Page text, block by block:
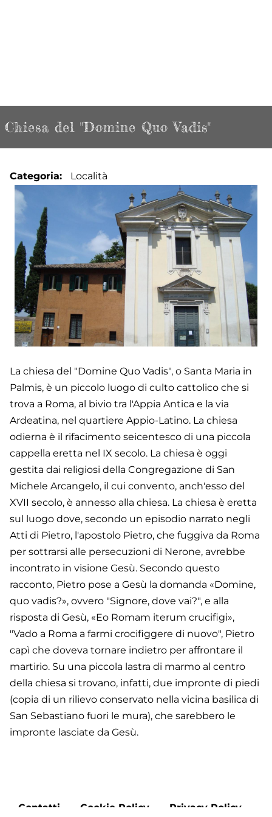
Chiesa del "Domine Quo Vadis"
Categoria Località
La chiesa del "Domine Quo Vadis", o Santa Maria in
Palmis, è un piccolo luogo di culto cattolico che si
trova a Roma, al bivio tra l'Appia Antica e la via
Ardeatina, nel quartiere Appio-Latino. La chiesa
odierna è il rifacimento seicentesco di una piccola
cappella eretta nel IX secolo. La chiesa è oggi
gestita dai religiosi della Congregazione di San
Michele Arcangelo, il cui convento, anch'esso del
XVII secolo, è annesso alla chiesa. La chiesa è eretta
sul luogo dove, secondo un episodio narrato negli
Atti di Pietro, l'apostolo Pietro, che fuggiva da Roma
per sottrarsi alle persecuzioni di Nerone, avrebbe
incontrato in visione Gesù. Secondo questo
racconto, Pietro pose a Gesù la domanda «Domine,
quo vadis?», ovvero "Signore, dove vai?", e alla
risposta di Gesù, «Eo Romam iterum crucifigi»,
"Vado a Roma a farmi crocifiggere di nuovo", Pietro
capì che doveva tornare indietro per affrontare il
martirio. Su una piccola lastra di marmo al centro
della chiesa si trovano, infatti, due impronte di piedi
(copia di un rilievo conservato nella vicina basilica di
San Sebastiano fuori le mura), che sarebbero le
impronte lasciate da Gesù.
Footer
Contatti Cookie Policy Privacy Policy